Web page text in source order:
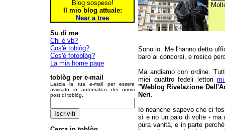
Blog sospeso!
Il mio blog attuale:
Near a tree
Su di me
Chi è vb?
Cos'è toblòg?
Cos'è fotoblòg?
La mia home page
toblòg per e-mail
Lascia la tua e-mail per essere
avvisato in automatico dei nuovi
post di toblòg.
Sono io. Me l'hanno detto
baro ai concorsi, e rosico
Ma andiamo con ordine.
miei quattro fedeli lettori
"Weblog Rivelazione
Neri.
Io neanche sapevo che ci
sì e no un paio di volte - ma
pura vanità, e in parte